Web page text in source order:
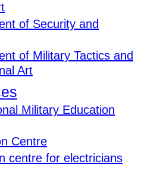
of Security and
of Military Tactics and
Art
Military Education
Centre
centre for electricians